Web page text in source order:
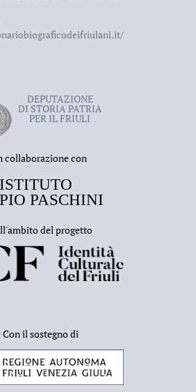
DEPUTAZIONE
DI STORIA PATRIA
PER IL FRIULI
collaborazione con
del progetto
Con il sostegno di